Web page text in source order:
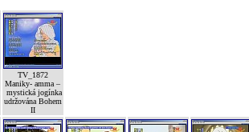
TV_1872
Maniky- amma –
mystická jogínka
udržována Bohem
II